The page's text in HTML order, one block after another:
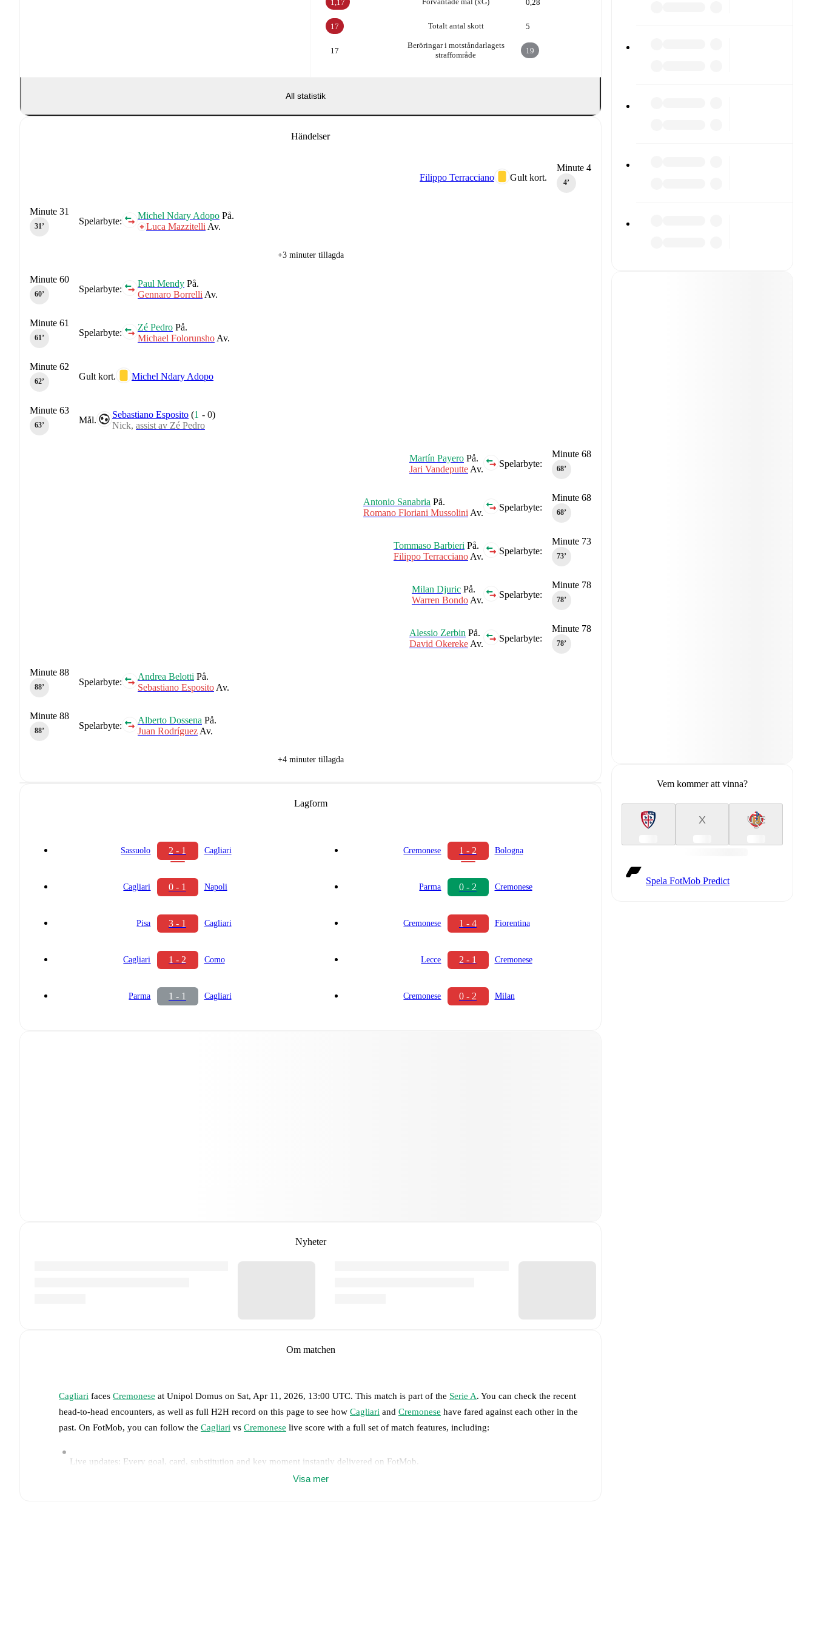
1,17 0,28
Totalt antal skott
17 5
Beröringar i motståndarlagets
straffområde
17 19
All statistik
Händelser
Minute 4
4‎’‎
Gult kort.
Filippo Terracciano
Spelarbyte:
Michel Ndary Adopo På.
Luca Mazzitelli Av.
Minute 31
31‎’‎
+3 minuter tillagda
Spelarbyte:
Paul Mendy På.
Gennaro Borrelli Av.
Minute 60
60‎’‎
Spelarbyte:
Zé Pedro På.
Michael Folorunsho Av.
Minute 61
61‎’‎
Gult kort. Michel Ndary Adopo
Minute 62
62‎’‎
Mål.
Sebastiano Esposito (1 -0)
Nick, assist av Zé Pedro
Minute 63
63‎’‎
Minute 68
68‎’‎
Spelarbyte:
Martín Payero På.
Jari Vandeputte Av.
Minute 68
68‎’‎
Spelarbyte:
Antonio Sanabria På.
Romano Floriani Mussolini Av.
Minute 73
73‎’‎
Spelarbyte:
Tommaso Barbieri På.
Filippo Terracciano Av.
Minute 78
78‎’‎
Spelarbyte:
Milan Djuric På.
Warren Bondo Av.
Minute 78
78‎’‎
Spelarbyte:
Alessio Zerbin På.
David Okereke Av.
Spelarbyte:
Andrea Belotti På.
Sebastiano Esposito Av.
Minute 88
88‎’‎
Spelarbyte:
Alberto Dossena På.
Juan Rodríguez Av.
Minute 88
88‎’‎
+4 minuter tillagda
Lagform
Sassuolo 2 - 1 Cagliari
Cagliari 0 - 1 Napoli
Pisa 3 - 1 Cagliari
Cagliari 1 - 2 Como
Parma 1 - 1 Cagliari
Cremonese 1 - 2 Bologna
Parma 0 - 2 Cremonese
Cremonese 1 - 4 Fiorentina
Lecce 2 - 1 Cremonese
Cremonese 0 - 2 Milan
Nyheter
Om matchen
Cagliari faces Cremonese at Unipol Domus on Sat, Apr 11, 2026, 13:00 UTC. This match is part of the Serie A. You can check the recent
head-to-head encounters, as well as full H2H record on this page to see how Cagliari and Cremonese have fared against each other in the
past. On FotMob, you can follow the Cagliari vs Cremonese live score with a full set of match features, including:
Live updates: Every goal, card, substitution and key moment instantly delivered on FotMob.
Visa mer
Vem kommer att vinna?
X
Spela FotMob Predict